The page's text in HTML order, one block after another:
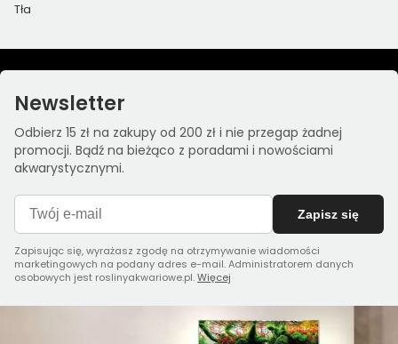
Tła
Newsletter
Odbierz 15 zł na zakupy od 200 zł i nie przegap żadnej
promocji. Bądź na bieżąco z poradami i nowościami
akwarystycznymi.
Zapisz się
Zapisując się, wyrażasz zgodę na otrzymywanie wiadomości
marketingowych na podany adres e-mail. Administratorem danych
osobowych jest roslinyakwariowe.pl.Więcej